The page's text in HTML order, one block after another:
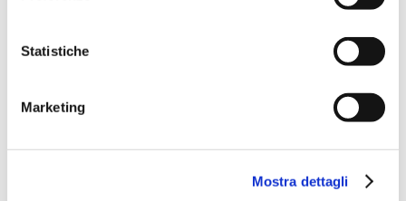
Statistiche
Marketing
Mostra dettagli